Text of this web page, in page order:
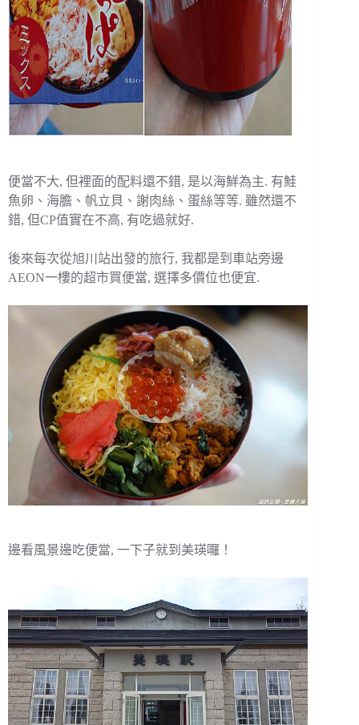
便當不大, 但裡面的配料還不錯, 是以海鮮為主. 有鮭
魚卵、海膽、帆立貝、謝肉絲、蛋絲等等. 雖然還不
錯, 但CP值實在不高, 有吃過就好.
後來每次從旭川站出發的旅行, 我都是到車站旁邊
AEON一樓的超市買便當, 選擇多價位也便宜.
邊看風景邊吃便當, 一下子就到美瑛囉！